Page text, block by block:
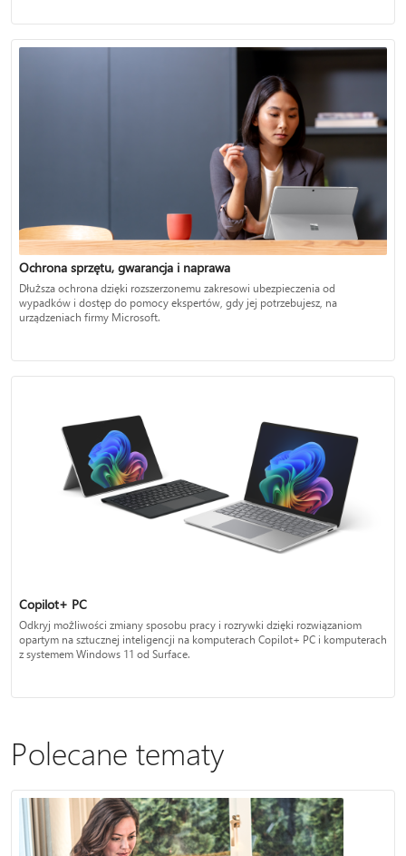
Ochrona sprzętu, gwarancja i naprawa
Dłuższa ochrona dzięki rozszerzonemu zakresowi ubezpieczenia od
wypadków i dostęp do pomocy ekspertów, gdy jej potrzebujesz, na
urządzeniach firmy Microsoft.
Copilot+ PC
Odkryj możliwości zmiany sposobu pracy i rozrywki dzięki rozwiązaniom
opartym na sztucznej inteligencji na komputerach Copilot+ PC i komputerach
z systemem Windows 11 od Surface.
Polecane tematy